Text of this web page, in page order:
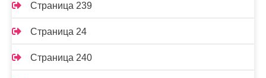
Страница 239
Страница 24
Страница 240